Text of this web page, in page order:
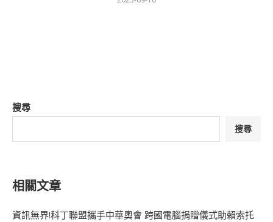
搜尋
搜尋
相關文章
資訊無界!科丁聯盟攜手中華奧會 跨國電腦捐贈儀式助賴索托